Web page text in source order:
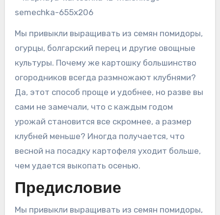
Мы привыкли выращивать из семян помидоры,
огурцы, болгарский перец и другие овощные
культуры. Почему же картошку большинство
огородников всегда размножают клубнями?
Да, этот способ проще и удобнее, но разве вы
сами не замечали, что с каждым годом
урожай становится все скромнее, а размер
клубней меньше? Иногда получается, что
весной на посадку картофеля уходит больше,
чем удается выкопать осенью.
Предисловие
Мы привыкли выращивать из семян помидоры,